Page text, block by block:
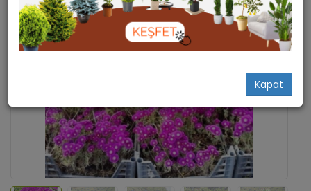
Kapat